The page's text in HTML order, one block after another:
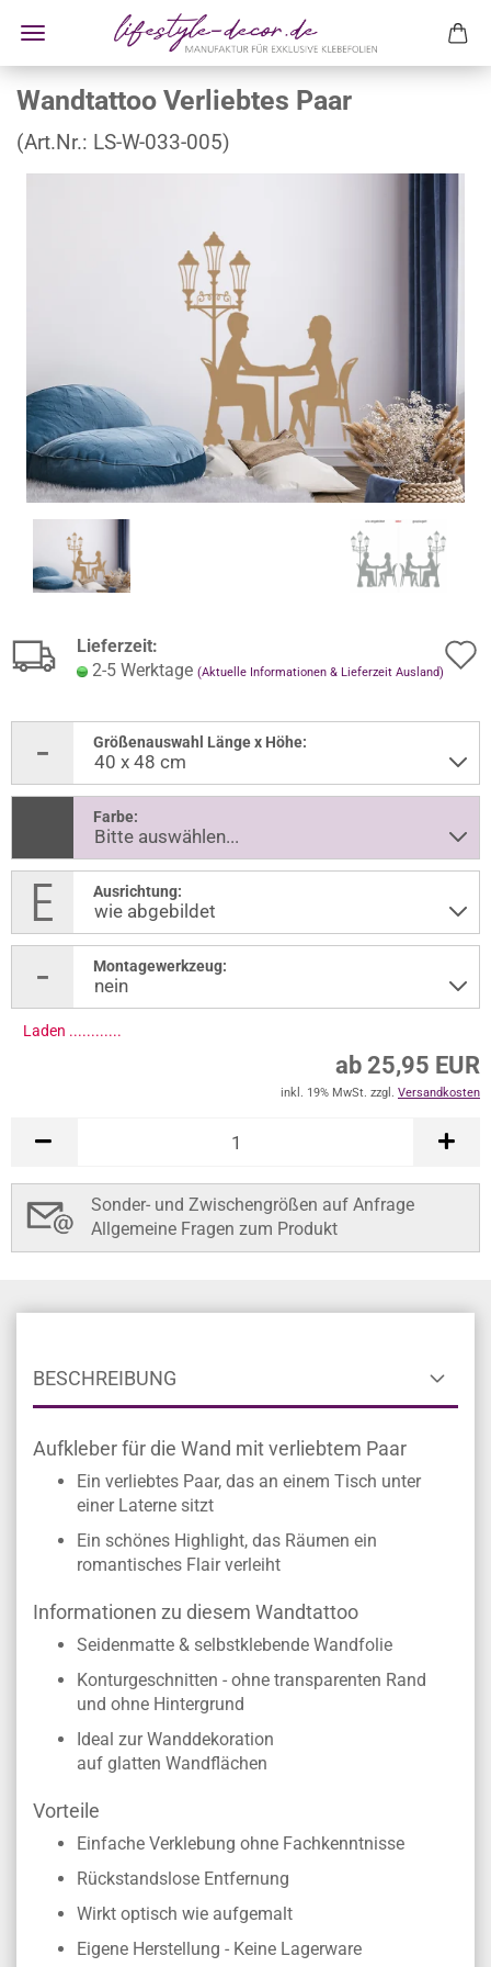
Wandtattoo Verliebtes Paar
(Art.Nr.: LS-W-033-005)
Lieferzeit:
2-5 Werktage (Aktuelle Informationen & Lieferzeit Ausland)
Größenauswahl Länge x Höhe:
Farbe:
Ausrichtung:
Montagewerkzeug:
Laden ............
ab 25,95 EUR
inkl. 19% MwSt. zzgl. Versandkosten
Sonder- und Zwischengrößen auf Anfrage
Allgemeine Fragen zum Produkt
BESCHREIBUNG
Aufkleber für die Wand mit verliebtem Paar
Ein verliebtes Paar, das an einem Tisch unter
einer Laterne sitzt
Ein schönes Highlight, das Räumen ein
romantisches Flair verleiht
Informationen zu diesem Wandtattoo
Seidenmatte & selbstklebende Wandfolie
Konturgeschnitten - ohne transparenten Rand
und ohne Hintergrund
Ideal zur Wanddekoration
auf glatten Wandflächen
Vorteile
Einfache Verklebung ohne Fachkenntnisse
Rückstandslose Entfernung
Wirkt optisch wie aufgemalt
Eigene Herstellung - Keine Lagerware